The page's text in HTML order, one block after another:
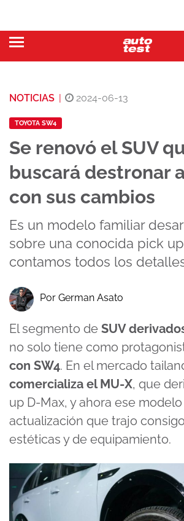
NOTICIAS | 2024-06-13
TOYOTA SW4
Se renovó el SUV
buscará destronar
con sus cambios
Es un modelo familiar
sobre una conocida pick
contamos todos los
Por German Asato
El segmento de SUV
no solo tiene como
con SW4. En el mercado
comercializa el MU-X, que
up D-Max, y ahora ese
actualización que trajo
estéticas y de equipamiento.